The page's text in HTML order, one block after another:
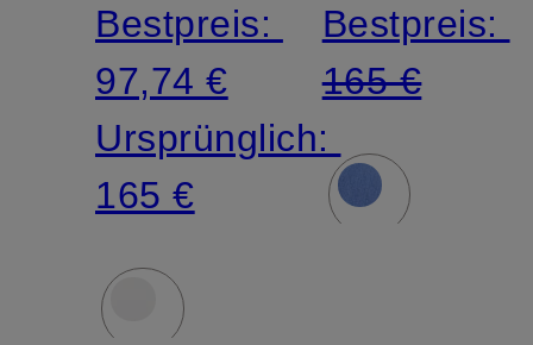
Bestpreis:
97,74 €
Ursprünglich:
165 €
Bestpreis:
165 €